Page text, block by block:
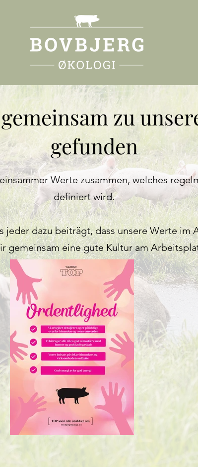
zu
gefunden
Werte zusammen, welches
definiert wird.
jeder dazu beiträgt, dass unsere Werte im
gemeinsam eine gute Kultur am